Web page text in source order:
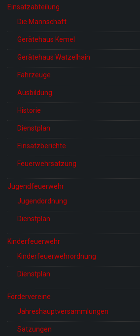
Einsatzabteilung
Die Mannschaft
Gerätehaus Kemel
Gerätehaus Watzelhain
Fahrzeuge
Ausbildung
Historie
Dienstplan
Einsatzberichte
Feuerwehrsatzung
Jugendfeuerwehr
Jugendordnung
Dienstplan
Kinderfeuerwehr
Kinderfeuerwehrordnung
Dienstplan
Fördervereine
Jahreshauptversammlungen
Satzungen